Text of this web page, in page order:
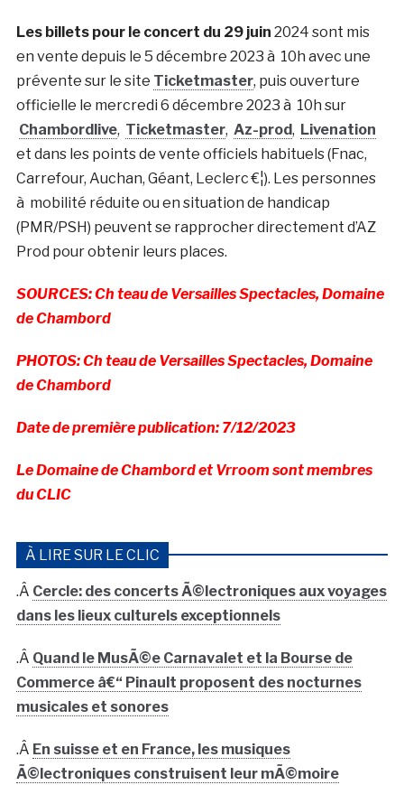
Les billets pour le concert du 29 juin 2024 sont mis
en vente depuis le 5 décembre 2023 à 10h avec une
prévente sur le site Ticketmaster, puis ouverture
officielle le mercredi 6 décembre 2023 à 10h sur
Chambordlive, Ticketmaster, Az-prod, Livenation
et dans les points de vente officiels habituels (Fnac,
Carrefour, Auchan, Géant, Leclerc €¦). Les personnes
à mobilité réduite ou en situation de handicap
(PMR/PSH) peuvent se rapprocher directement d’AZ
Prod pour obtenir leurs places.
SOURCES: Ch teau de Versailles Spectacles, Domaine
de Chambord
PHOTOS: Ch teau de Versailles Spectacles, Domaine
de Chambord
Date de première publication: 7/12/2023
Le Domaine de Chambord et Vrroom sont membres
du CLIC
À LIRE SUR LE CLIC
.Â Cercle: des concerts Ã©lectroniques aux voyages
dans les lieux culturels exceptionnels
.Â Quand le MusÃ©e Carnavalet et la Bourse de
Commerce â€“ Pinault proposent des nocturnes
musicales et sonores
.Â En suisse et en France, les musiques
Ã©lectroniques construisent leur mÃ©moire